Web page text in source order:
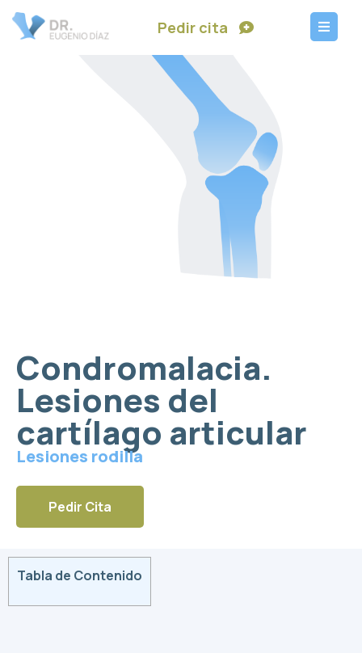
Pedir cita
Condromalacia.
Lesiones del
cartílago articular
Lesiones rodilla
Pedir Cita
Tabla de Contenido